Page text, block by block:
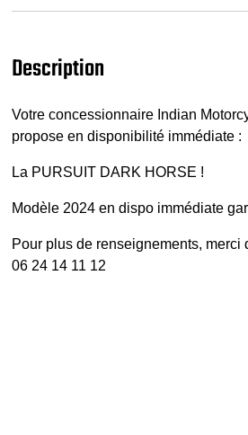
Description
Votre concessionnaire Indian
propose en disponibilité immédiate :
La PURSUIT DARK HORSE !
Modèle 2024 en dispo immédiate
Pour plus de renseignements, merci
06 24 14 11 12